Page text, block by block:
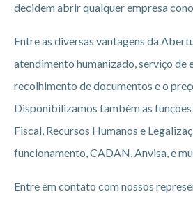
decidem abrir qualquer empresa
Entre as diversas vantagens da
atendimento humanizado, serviço de
recolhimento de documentos e o
Disponibilizamos também as
Fiscal, Recursos Humanos e
funcionamento, CADAN, Anvisa, e
Entre em contato com nossos